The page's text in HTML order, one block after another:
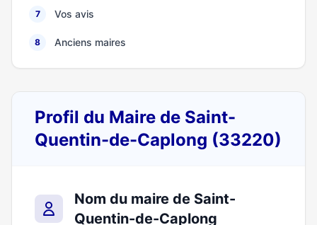
7 Vos avis
8 Anciens maires
Profil du Maire de Saint-
Quentin-de-Caplong (33220)
Nom du maire de Saint-
Quentin-de-Caplong